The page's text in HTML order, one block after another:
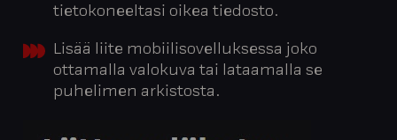
tietokoneeltasi oikea tiedosto.
Lisää liite mobiilisovelluksessa joko
ottamalla valokuva tai lataamalla se
puhelimen arkistosta.